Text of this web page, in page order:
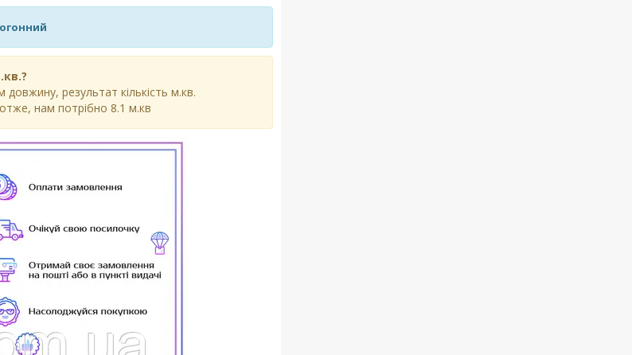
результат кількість м.кв.
нам потрібно 8.1 м.кв